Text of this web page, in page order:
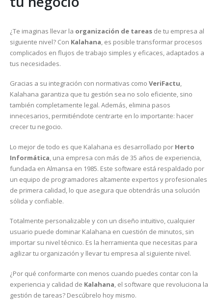
¿Te imaginas llevar la organización de tareas de tu empresa al
siguiente nivel? Con Kalahana, es posible transformar procesos
complicados en flujos de trabajo simples y eficaces, adaptados a
tus necesidades.
Gracias a su integración con normativas como VeriFactu,
Kalahana garantiza que tu gestión sea no solo eficiente, sino
también completamente legal. Además, elimina pasos
innecesarios, permitiéndote centrarte en lo importante: hacer
crecer tu negocio.
Lo mejor de todo es que Kalahana es desarrollado por Herto
Informática, una empresa con más de 35 años de experiencia,
fundada en Almansa en 1985. Este software está respaldado por
un equipo de programadores altamente expertos y profesionales
de primera calidad, lo que asegura que obtendrás una solución
sólida y confiable.
Totalmente personalizable y con un diseño intuitivo, cualquier
usuario puede dominar Kalahana en cuestión de minutos, sin
importar su nivel técnico. Es la herramienta que necesitas para
agilizar tu organización y llevar tu empresa al siguiente nivel.
¿Por qué conformarte con menos cuando puedes contar con la
experiencia y calidad de Kalahana, el software que revoluciona la
gestión de tareas? Descúbrelo hoy mismo.